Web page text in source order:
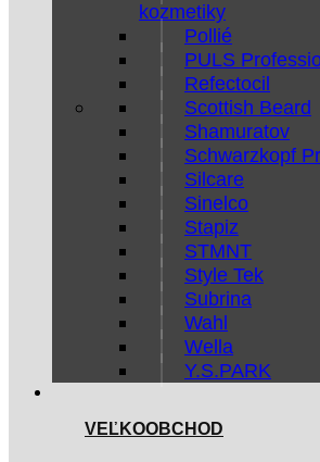
kozmetiky
Pollié
PULS
Refectocil
Scottish Beard
Shamuratov
Schwarzkopf
Silcare
Sinelco
Stapiz
STMNT
Style Tek
Subrina
Wahl
Wella
Y.S.PARK
VEĽKOOBCHOD